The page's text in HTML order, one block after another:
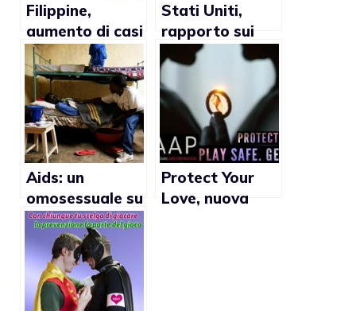
Filippine,
aumento di casi
di HIV
Stati Uniti,
rapporto sui
tassi di
diffusione HIV
2012
Aids: un
omosessuale su
quattro è a
rischio
Protect Your
Love, nuova